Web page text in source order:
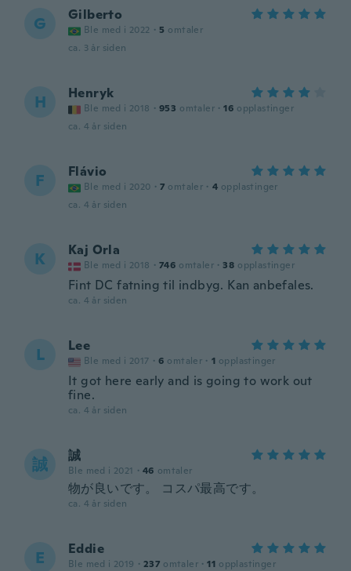
G Gilberto
Ble med i 2022 · 5 omtaler
ca. 3 år siden
H Henryk
Ble med i 2018 · 953 omtaler · 16 opplastinger
ca. 4 år siden
F Flávio
Ble med i 2020 · 7 omtaler · 4 opplastinger
ca. 4 år siden
K Kaj Orla
Ble med i 2018 · 746 omtaler · 38 opplastinger
Fint DC fatning til indbyg. Kan anbefales.
ca. 4 år siden
L Lee
Ble med i 2017 · 6 omtaler · 1 opplastinger
It got here early and is going to work out
fine.
ca. 4 år siden
誠 誠
Ble med i 2021 · 46 omtaler
物が良いです。 コスパ最高です。
ca. 4 år siden
E Eddie
Ble med i 2019 · 237 omtaler · 11 opplastinger